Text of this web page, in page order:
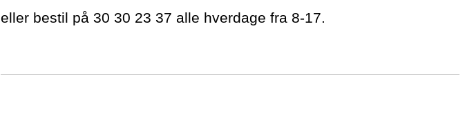
eller bestil på 30 30 23 37 alle hverdage fra 8-17.